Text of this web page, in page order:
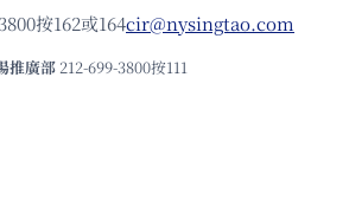
按162或164cir@nysingtao.com
推廣部 212-699-3800按111